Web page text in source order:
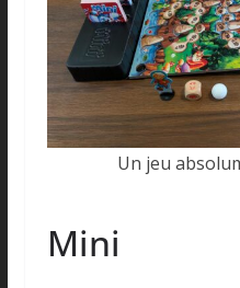
Un jeu
Mini